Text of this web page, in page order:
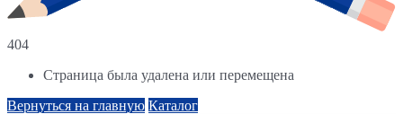
404
Страница была удалена или перемещена
Вернуться на главную Каталог